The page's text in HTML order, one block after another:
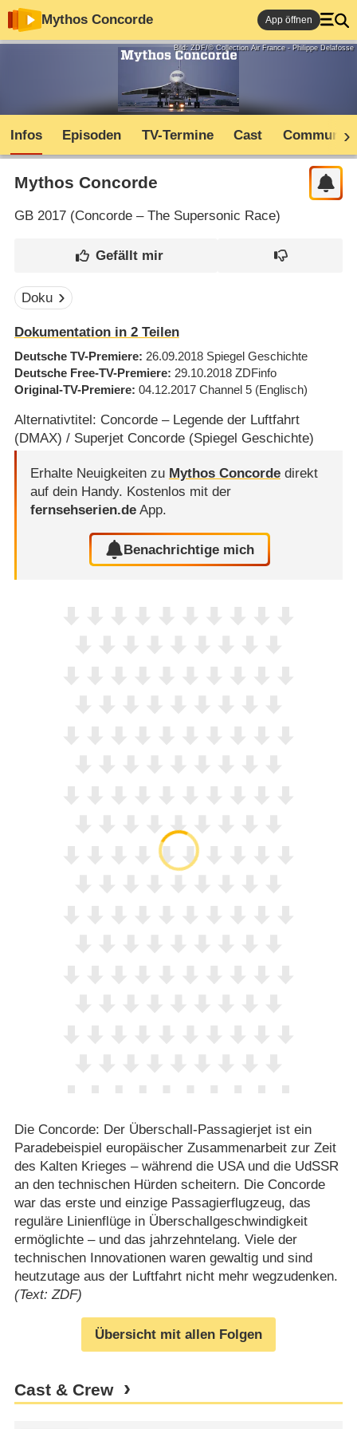
Mythos Concorde App öffnen
Bild: ZDF/© Collection Air France - Philippe Delafosse
Infos Episoden TV-Termine Cast Community
Mythos Concorde
GB2017 (Concorde – The Supersonic Race)
Doku
Dokumentation in 2 Teilen
Deutsche TV-Premiere 26.09.2018 Spiegel Geschichte
Deutsche Free-TV-Premiere 29.10.2018 ZDFinfo
Original-TV-Premiere 04.12.2017 Channel 5 (Englisch)
Alternativtitel: Concorde – Legende der Luftfahrt
(DMAX) / Superjet Concorde (Spiegel Geschichte)
Erhalte Neuigkeiten zu Mythos Concordedirekt
auf dein Handy. Kostenlos mit der
fernsehserien.deApp.
Benachrichtige mich
Die Concorde: Der Überschall-Passagierjet ist ein
Paradebeispiel europäischer Zusammenarbeit zur Zeit
des Kalten Krieges – während die USA und die UdSSR
an den technischen Hürden scheitern. Die Concorde
war das erste und einzige Passagierflugzeug, das
reguläre Linienflüge in Überschallgeschwindigkeit
ermöglichte – und das jahrzehntelang. Viele der
technischen Innovationen waren gewaltig und sind
heutzutage aus der Luftfahrt nicht mehr wegzudenken.
(Text: ZDF)
Übersicht mit allen Folgen
Cast & Crew